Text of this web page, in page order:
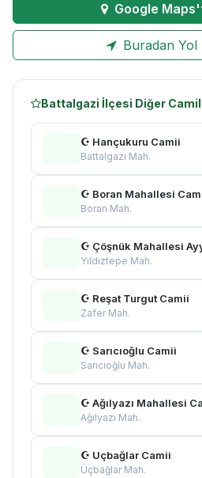
Google
Buradan Yol
Battalgazi İlçesi Diğer
☪ Hançukuru Camii
Battalgazi Mah.
☪ Boran Mahallesi
Boran Mah.
☪ Çöşnük Mahallesi
Yıldıztepe Mah.
☪ Reşat Turgut Camii
Zafer Mah.
☪ Sarıcıoğlu Camii
Sarıcıoğlu Mah.
☪ Ağılyazı Mahallesi
Ağılyazı Mah.
☪ Uçbağlar Camii
Üçbağlar Mah.